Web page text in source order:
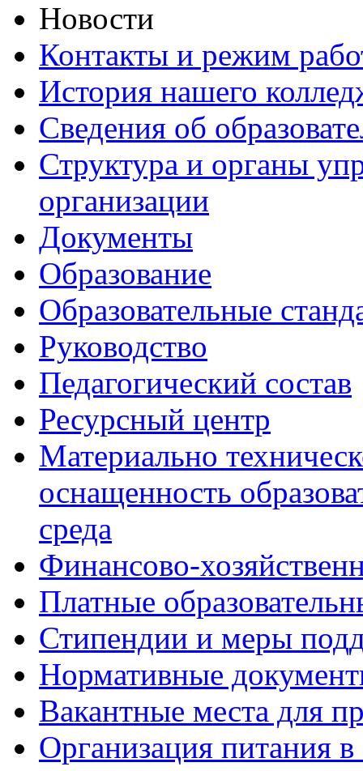
Новости
Контакты и режим
История нашего
Сведения об
Структура и органы
организации
Документы
Образование
Образовательные
Руководство
Педагогический состав
Ресурсный центр
Материально
оснащенность
среда
Финансово-
Платные
Стипендии и меры
Нормативные
Вакантные места для
Организация питания в